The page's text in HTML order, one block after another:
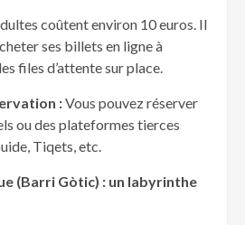
coûtent environ 10 euros. Il
ses billets en ligne à
files d’attente sur place.
:Vous pouvez réserver
ou des plateformes tierces
Tiqets, etc.
(Barri Gòtic) : un labyrinthe